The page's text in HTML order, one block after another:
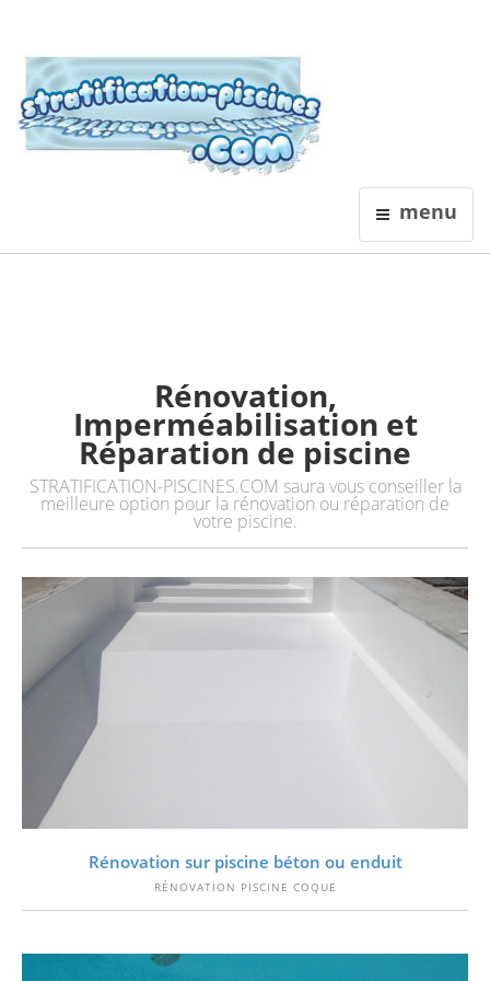
Neuf ou rénovation
menu
Rénovation,
Imperméabilisation et
Réparation de piscine
STRATIFICATION-PISCINES.COM saura vous conseiller la
meilleure option pour la rénovation ou réparation de
votre piscine.
VOIR
Rénovation sur piscine béton ou enduit
RÉNOVATION PISCINE COQUE